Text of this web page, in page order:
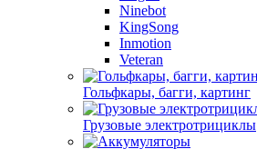
Ninebot
KingSong
Inmotion
Veteran
Гольфкары, багги, картинг
Грузовые электротрициклы